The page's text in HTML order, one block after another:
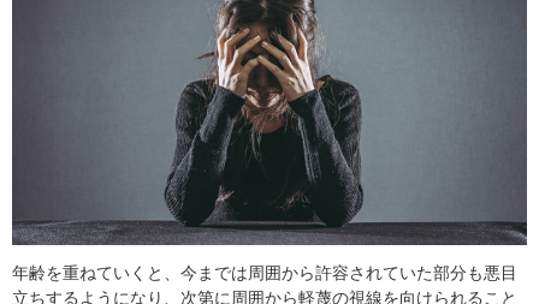
年齢を重ねていくと、今までは周囲から許容されていた部分も悪目
立ちするようになり、次第に周囲から軽蔑の視線を向けられること